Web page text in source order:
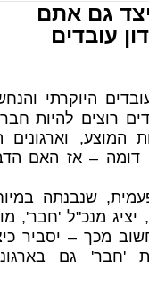
גם אתם
עובדים
היוקרתי
רוצים להיות
המוצע, וארגונים
דומה – אז האם
שנבנתה
יציג מנכ"ל 'חבר',
מכך – יסביר
'חבר' גם